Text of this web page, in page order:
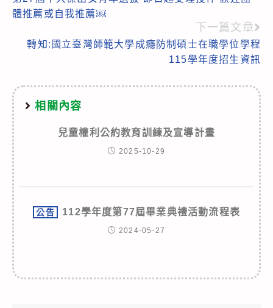
more
體推薦或自我推薦￼
下一篇文章
轉知:國立臺灣師範大學成癮防制碩士在職學位學程
115學年度招生資訊
相關內容
兒童權利公約教育訓練及宣導計畫
2025-10-29
公告 112學年度第77屆畢業典禮活動流程表
2024-05-27